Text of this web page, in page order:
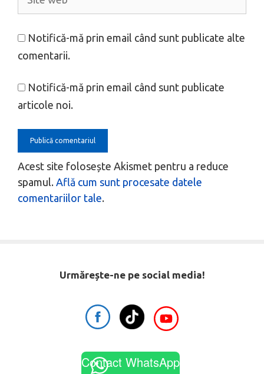
Notifică-mă prin email când sunt publicate alte
comentarii.
Notifică-mă prin email când sunt publicate
articole noi.
Acest site folosește Akismet pentru a reduce
spamul. Află cum sunt procesate datele
comentariilor tale.
Urmărește-ne pe social media!
Contact WhatsApp